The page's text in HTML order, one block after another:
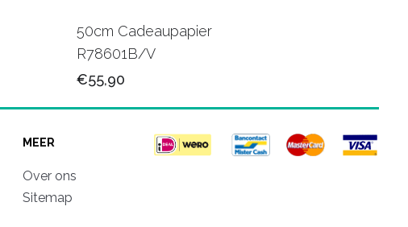
50cm Cadeaupapier
R78601B/V
€55,90
MEER
Over ons
Sitemap